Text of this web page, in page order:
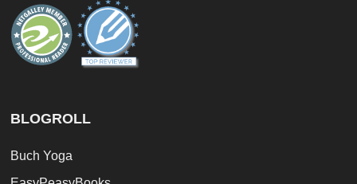
BLOGROLL
Buch Yoga